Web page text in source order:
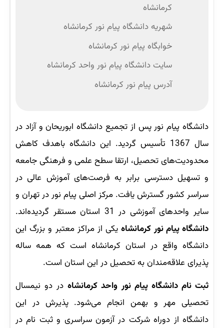
کرمانشاه
شهریه دانشگاه پیام نور کرمانشاه
خوابگاه پیام نور کرمانشاه
سایت دانشگاه پیام نور واحد کرمانشاه
آدرس پیام نور کرمانشاه
دانشگاه پیام نور پس از تجمیع دانشگاه ابوریحان و آزاد در
سال 1367 تأسیس گردید. این دانشگاه باهدف کاهش
محدودیت‌های تحصیل، ارتقا سطح علمی و فرهنگی جامعه
و تسهیل دسترسی برابر به فرصت‌های آموزش عالی در
سراسر کشور گسترش یافت. مرکز اصلی پیام نور در تهران و
سایر واحدهای آموزشی در 31 استان مستقر گردیده‌اند.
دانشگاه پیام نور کرمانشاهیکی از مراکز معتبر و بزرگ این
دانشگاه واقع در استان کرمانشاه است که همه ساله
پذیرای علاقه‌مندان به تحصیل در این استان است.
ثبت نام دانشگاه پیام نور واحد کرمانشاهدر دو نیمسال
تحصیلی مهر و بهمن انجام می‌شود. پذیرش در این
دانشگاه از دوراه شرکت در آزمون سراسری و ثبت نام در